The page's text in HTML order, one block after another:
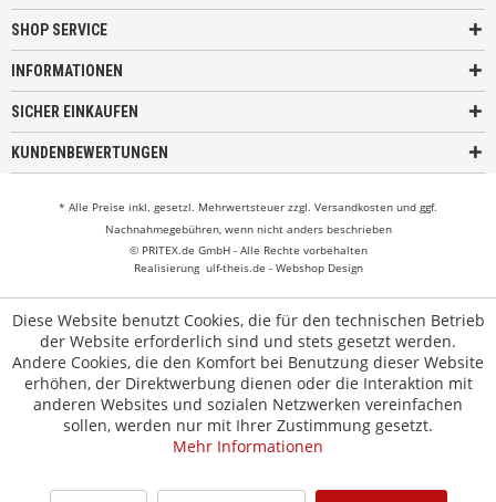
SHOP SERVICE
INFORMATIONEN
SICHER EINKAUFEN
KUNDENBEWERTUNGEN
* Alle Preise inkl. gesetzl. Mehrwertsteuer zzgl. Versandkosten und ggf.
Nachnahmegebühren, wenn nicht anders beschrieben
© PRITEX.de GmbH - Alle Rechte vorbehalten
Realisierung ulf-theis.de - Webshop Design
Diese Website benutzt Cookies, die für den technischen Betrieb
der Website erforderlich sind und stets gesetzt werden.
Andere Cookies, die den Komfort bei Benutzung dieser Website
erhöhen, der Direktwerbung dienen oder die Interaktion mit
anderen Websites und sozialen Netzwerken vereinfachen
sollen, werden nur mit Ihrer Zustimmung gesetzt.
Mehr Informationen